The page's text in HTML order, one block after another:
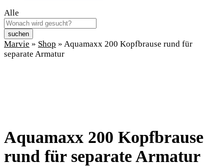
Alle
suchen
Marvie » Shop » Aquamaxx 200 Kopfbrause rund für
separate Armatur
Aquamaxx 200 Kopfbrause
rund für separate Armatur